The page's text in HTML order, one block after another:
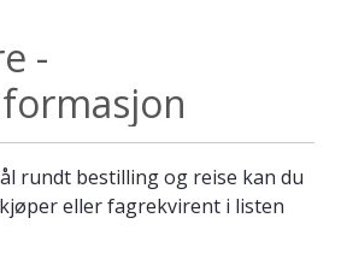
-
rundt bestilling og reise kan du
eller fagrekvirent i listen